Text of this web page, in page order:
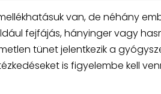
van, de néhány
fejfájás, hányinger vagy
tünet jelentkezik a
is figyelembe kell